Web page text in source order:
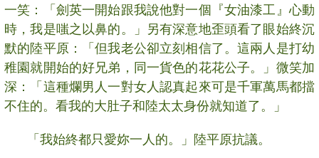
一笑：「劍英一開始跟我說他對一個『女油漆工』心動
時，我是嗤之以鼻的。」另有深意地歪頭看了眼始終沉
默的陸平原：「但我老公卻立刻相信了。這兩人是打幼
稚園就開始的好兄弟，同一貨色的花花公子。」微笑加
深：「這種爛男人一對女人認真起來可是千軍萬馬都擋
不住的。看我的大肚子和陸太太身份就知道了。」
「我始終都只愛妳一人的。」陸平原抗議。